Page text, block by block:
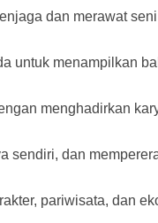
dan merawat
untuk menampilkan
menghadirkan
sendiri, dan
pariwisata, dan